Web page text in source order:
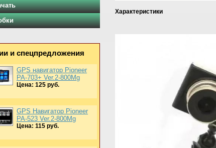
и спецпредложения
GPS навигатор Pioneer
PA-703+ Ver.2-800Mg
Цена: 125 руб.
GPS Навигатор Pioneer
PA-523 Ver.2-800Mg
Цена: 115 руб.
Характеристики